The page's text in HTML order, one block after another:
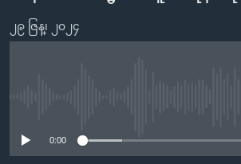
သို့
အစ္စရေး-ပါလက်စတိုင်း
ရပ်ဝန်းတခု လမ်းတခု အလွန်
အင်္ဂလိပ်စာလေ့လာမယ်
၂၉ ဇြန္၊ ၂၀၂၄
0:00